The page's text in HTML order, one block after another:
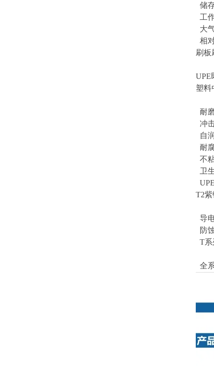
储
工
大
相
刷板
UPE
塑料
耐
冲
自
耐
不
卫
T2
导
防
T系
全